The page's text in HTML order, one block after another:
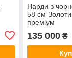
Нарди з
58 см
преміум
135 000₴